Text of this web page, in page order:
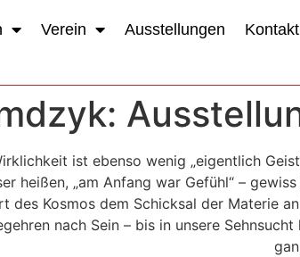
Verein Ausstellungen Kontakt
ist ebenso wenig „eigentlich
heißen, „am Anfang war Gefühl“ –
des Kosmos dem Schicksal der Materie
nach Sein – bis in unsere